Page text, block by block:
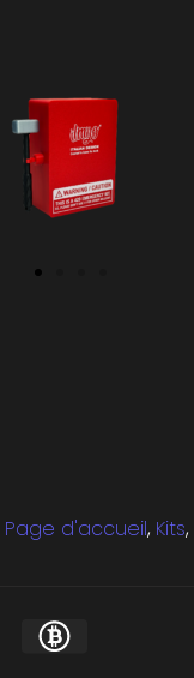
Page d'accueil, Kits,